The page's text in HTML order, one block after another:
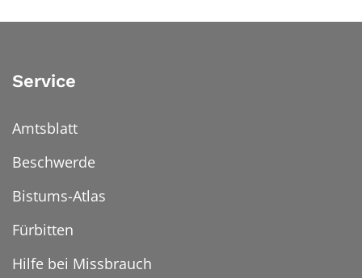
Service
Amtsblatt
Beschwerde
Bistums-Atlas
Fürbitten
Hilfe bei Missbrauch